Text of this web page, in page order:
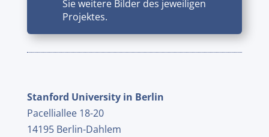
Sie weitere Bilder des jeweiligen
Projektes.
Stanford University in Berlin
Pacelliallee 18-20
14195 Berlin-Dahlem